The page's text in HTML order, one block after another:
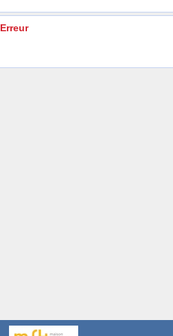
Erreur